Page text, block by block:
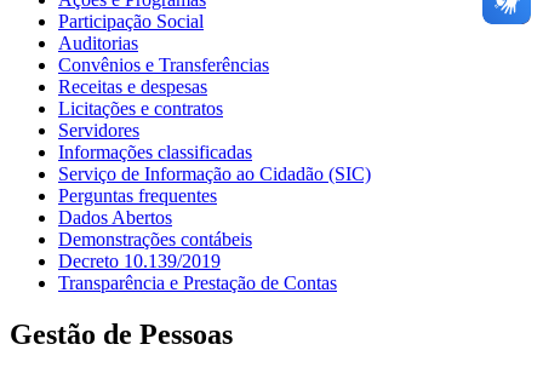
Participação Social
Auditorias
Convênios e Transferências
Receitas e despesas
Licitações e contratos
Servidores
Informações classificadas
Serviço de Informação ao Cidadão (SIC)
Perguntas frequentes
Dados Abertos
Demonstrações contábeis
Decreto 10.139/2019
Transparência e Prestação de Contas
Gestão de Pessoas